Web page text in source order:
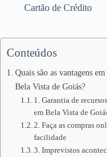
Cartão de Crédito
Conteúdos
Quais são as vantagens
Bela Vista de Goiás?
1. Garantia de
em Bela Vista de
2. Faça as compras
facilidade
3. Imprevistos